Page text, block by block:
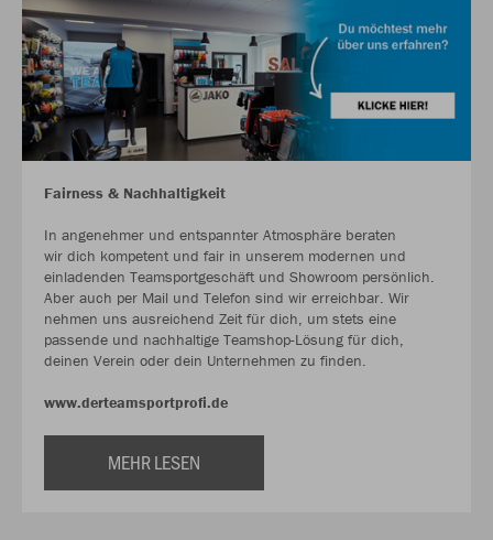
Fairness & Nachhaltigkeit
In angenehmer und entspannter Atmosphäre beraten
wir dich kompetent und fair in unserem modernen und
einladenden Teamsportgeschäft und Showroom persönlich.
Aber auch per Mail und Telefon sind wir erreichbar. Wir
nehmen uns ausreichend Zeit für dich, um stets eine
passende und nachhaltige Teamshop-Lösung für dich,
deinen Verein oder dein Unternehmen zu finden.
www.derteamsportprofi.de
MEHR LESEN